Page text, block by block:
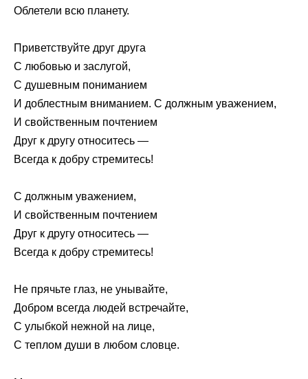
Облетели всю планету.
Приветствуйте друг друга
С любовью и заслугой,
С душевным пониманием
И доблестным вниманием. С должным уважением,
И свойственным почтением
Друг к другу относитесь —
Всегда к добру стремитесь!
С должным уважением,
И свойственным почтением
Друг к другу относитесь —
Всегда к добру стремитесь!
Не прячьте глаз, не унывайте,
Добром всегда людей встречайте,
С улыбкой нежной на лице,
С теплом души в любом словце.